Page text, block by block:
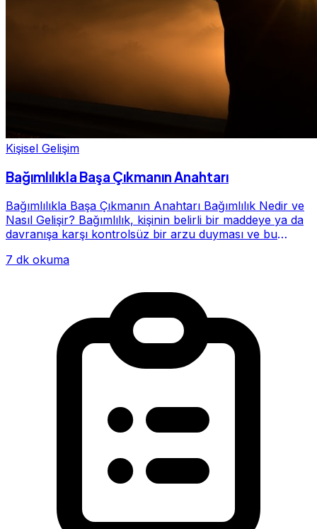
Kişisel Gelişim
Bağımlılıkla Başa Çıkmanın Anahtarı
Bağımlılıkla Başa Çıkmanın Anahtarı Bağımlılık Nedir ve
Nasıl Gelişir? Bağımlılık, kişinin belirli bir maddeye ya da
davranışa karşı kontrolsüz bir arzu duyması ve bu
7 dk okuma